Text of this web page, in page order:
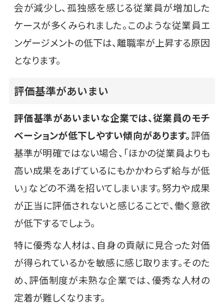
会が減少し、孤独感を感じる従業員が増加した
ケースが多くみられました。このような従業員エ
ンゲージメントの低下は、離職率が上昇する原因
となります。
評価基準があいまい
評価基準があいまいな企業では、従業員のモチ
ベーションが低下しやすい傾向があります。評価
基準が明確ではない場合、「ほかの従業員よりも
高い成果をあげているにもかかわらず給与が低
い」などの不満を招いてしまいます。努力や成果
が正当に評価されないと感じることで、働く意欲
が低下するでしょう。
特に優秀な人材は、自身の貢献に見合った対価
が得られているかを敏感に感じ取ります。そのた
め、評価制度が未熟な企業では、優秀な人材の
定着が難しくなります。